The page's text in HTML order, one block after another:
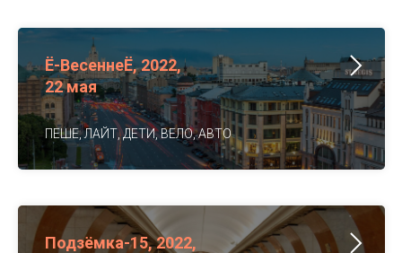
Ё-ВесеннеЁ, 2022,
22 мая
ПЕШЕ, ЛАЙТ, ДЕТИ, ВЕЛО, АВТО
Подзёмка-15, 2022,